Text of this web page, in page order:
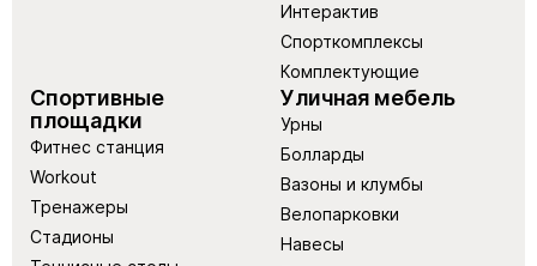
Интерактив
Спорткомплексы
Комплектующие
Спортивные
площадки
Фитнес станция
Workout
Тренажеры
Стадионы
Уличная мебель
Урны
Болларды
Вазоны и клумбы
Велопарковки
Навесы